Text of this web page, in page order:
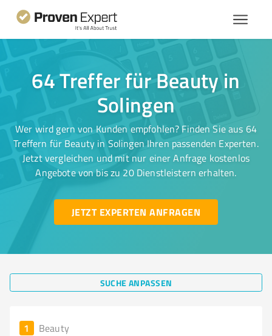
64 Treffer für Beauty in
Solingen
Wer wird gern von Kunden empfohlen? Finden Sie aus 64
Treffern für Beauty in Solingen Ihren passenden Experten.
Jetzt vergleichen und mit nur einer Anfrage kostenlos
Angebote von bis zu 20 Dienstleistern erhalten.
JETZT EXPERTEN ANFRAGEN
SUCHE ANPASSEN
1 Beauty